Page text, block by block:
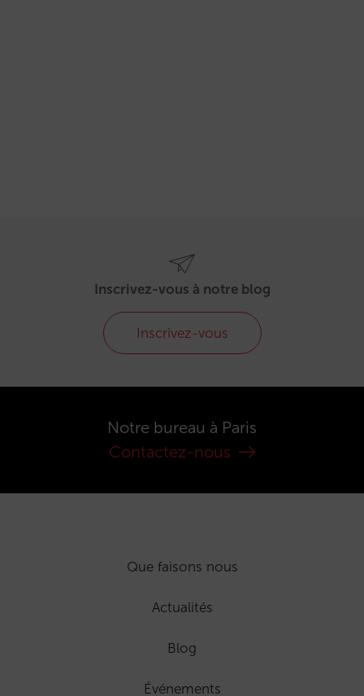
Inscrivez-vous à notre blog
Inscrivez-vous
Notre bureau à Paris
Contactez-nous
Que faisons nous
Actualités
Blog
Événements